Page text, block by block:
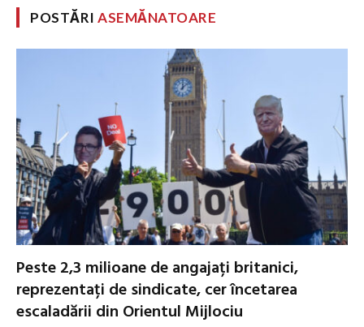
POSTĂRIASEMĂNATOARE
Peste 2,3 milioane de angajați britanici,
reprezentați de sindicate, cer încetarea
escaladării din Orientul Mijlociu